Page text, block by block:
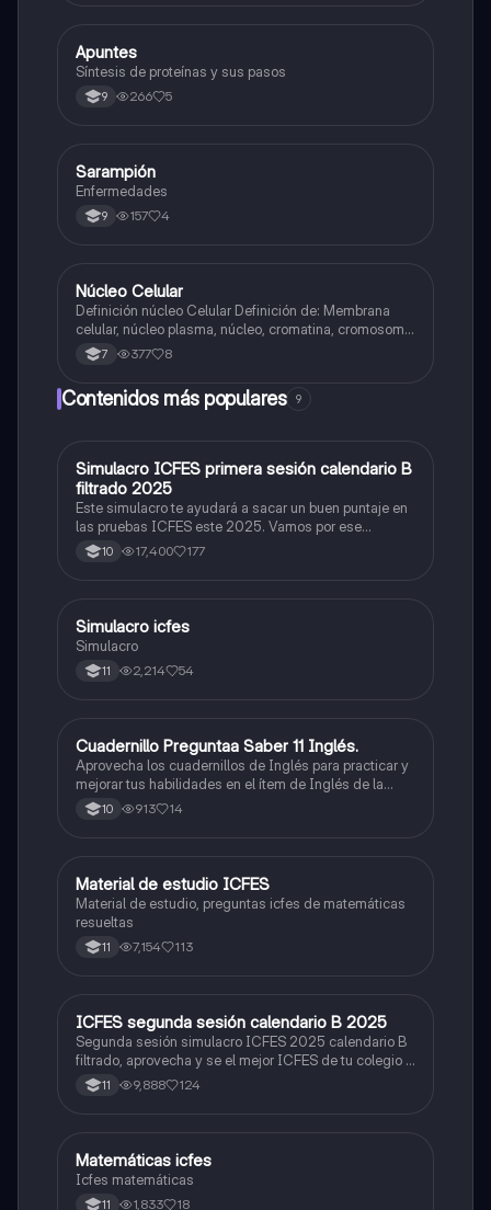
Biologia
Apuntes
Síntesis de proteínas y sus pasos
9 266 5
Biologia
Sarampión
Enfermedades
9 157 4
Biologia
Núcleo Celular
Definición núcleo Celular Definición de: Membrana
celular, núcleo plasma, núcleo, cromatina, cromosoma
Interfase Fases de la interfase
7 377 8
Contenidos más populares 9
ICFES: Matemáticas
Simulacro ICFES primera sesión calendario B
filtrado 2025
Este simulacro te ayudará a sacar un buen puntaje en
las pruebas ICFES este 2025. Vamos por ese
500/500. Y poder ser admitido en la universidad que
quieras, estudiar la carrera que quieres y no la que te
10 17,400 177
ICFES: Lectura Crítica
Simulacro icfes
Simulacro
11 2,214 54
ICFES: Inglés
Cuadernillo Preguntaa Saber 11 Inglés.
Aprovecha los cuadernillos de Inglés para practicar y
mejorar tus habilidades en el ítem de Inglés de la
Prueba Saber 11. 🫡
10 913 14
ICFES: Matemáticas
Material de estudio ICFES
Material de estudio, preguntas icfes de matemáticas
resueltas
11 7,154 113
ICFES: Lectura Crítica
ICFES segunda sesión calendario B 2025
Segunda sesión simulacro ICFES 2025 calendario B
filtrado, aprovecha y se el mejor ICFES de tu colegio y
poder ingresar a universidad, y estudiar aquella
carrera con la que tanto sueñas.
11 9,888 124
ICFES: Matemáticas
Matemáticas icfes
Icfes matemáticas
11 1,833 18